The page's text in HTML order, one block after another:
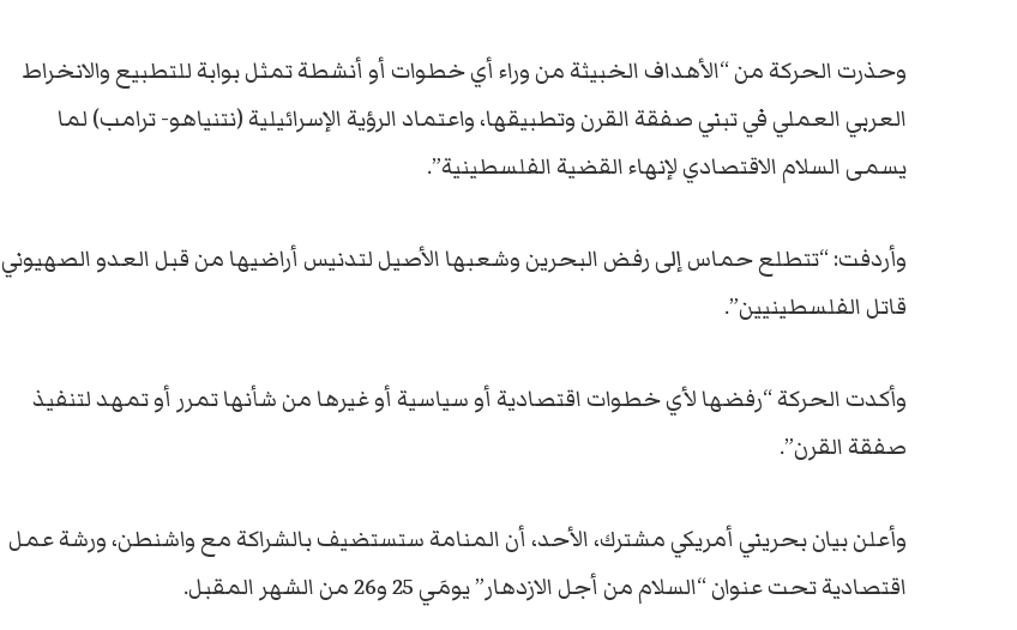
وحذرت الحركة من “الأهداف الخبيثة من وراء أي خطوات أو أنشطة تمثل بوابة للتطبيع والانخراط
العربي العملي في تبني صفقة القرن وتطبيقها، واعتماد الرؤية الإسرائيلية (نتنياهو- ترامب) لما
يسمى السلام الاقتصادي لإنهاء القضية الفلسطينية”.
وأردفت: “تتطلع حماس إلى رفض البحرين وشعبها الأصيل لتدنيس أراضيها من قبل العدو الصهيوني
قاتل الفلسطينيين”.
وأكدت الحركة “رفضها لأي خطوات اقتصادية أو سياسية أو غيرها من شأنها تمرر أو تمهد لتنفيذ
صفقة القرن”.
وأعلن بيان بحريني أمريكي مشترك، الأحد، أن المنامة ستستضيف بالشراكة مع واشنطن، ورشة عمل
اقتصادية تحت عنوان “السلام من أجل الازدهار” يومَي 25 و26 من الشهر المقبل.